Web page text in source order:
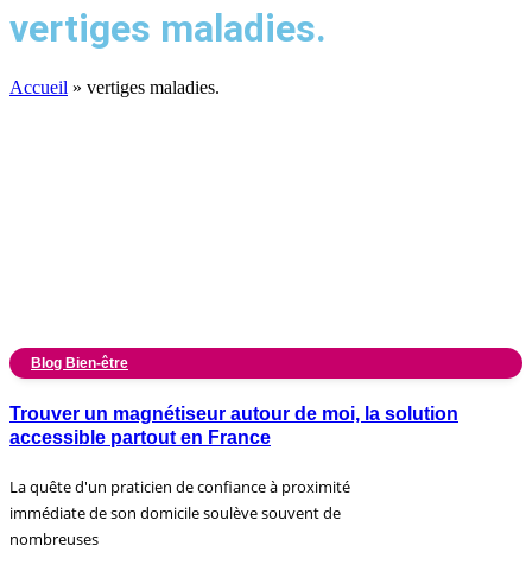
vertiges maladies.
Accueil » vertiges maladies.
Blog Bien-être
Trouver un magnétiseur autour de moi, la solution
accessible partout en France
La quête d'un praticien de confiance à proximité
immédiate de son domicile soulève souvent de
nombreuses